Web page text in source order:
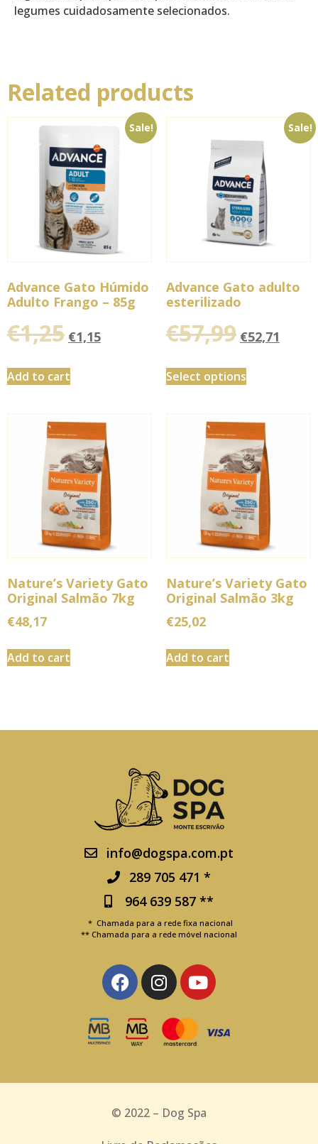
legumes cuidadosamente selecionados.
Related products
Sale!
Advance Gato Húmido
Adulto Frango – 85g
€1,25 €1,15
Add to cart
Sale!
Advance Gato adulto
esterilizado
€57,99 €52,71
Select options
Nature’s Variety Gato
Original Salmão 7kg
€48,17
Add to cart
Nature’s Variety Gato
Original Salmão 3kg
€25,02
Add to cart
info@dogspa.com.pt
289 705 471 *
964 639 587 **
* Chamada para a rede fixa nacional
** Chamada para a rede móvel nacional
© 2022 – Dog Spa